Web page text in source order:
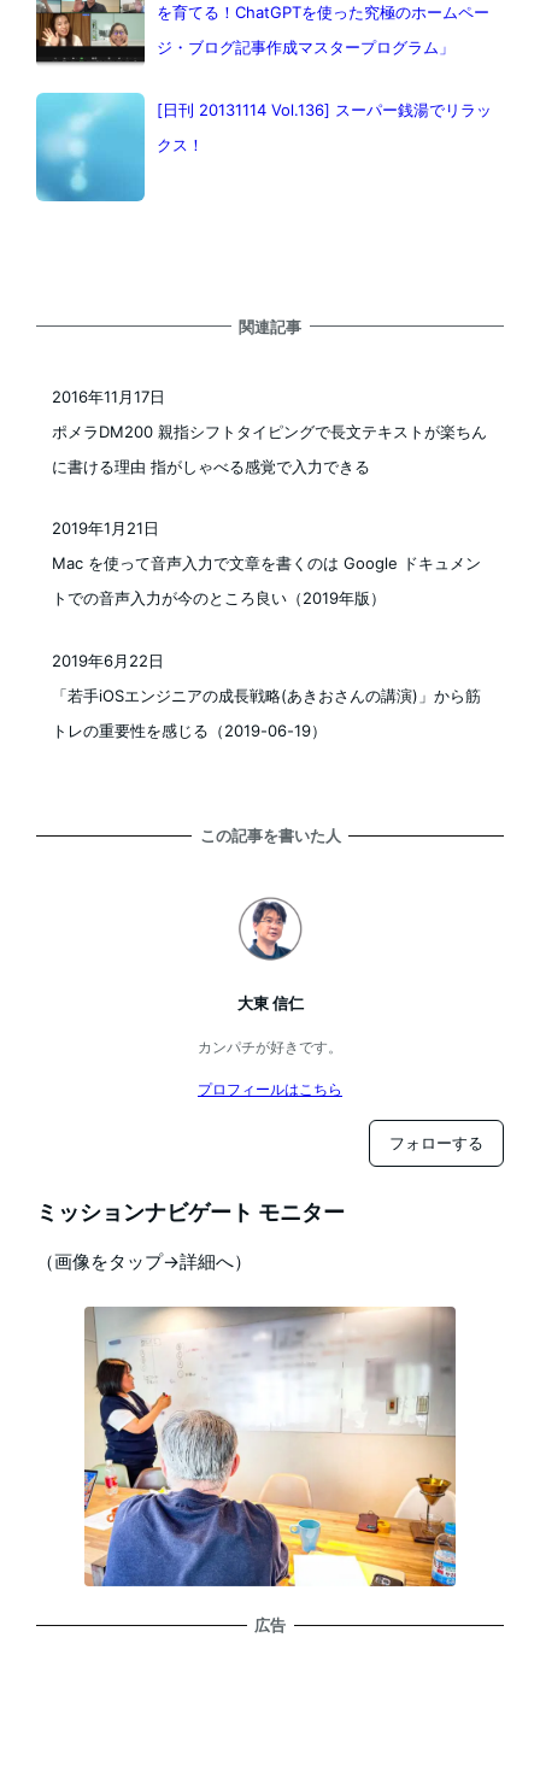
を育てる！ChatGPTを使った究極のホームペー
ジ・ブログ記事作成マスタープログラム」
[日刊 20131114 Vol.136] スーパー銭湯でリラッ
クス！
関連記事
ポメラDM200 親指シフトタイピングで長文テキストが楽ちん
に書ける理由 指がしゃべる感覚で入力できる
投稿日
2016年11月17日
Mac を使って音声入力で文章を書くのは Google ドキュメン
トでの音声入力が今のところ良い（2019年版）
2019年1月21日
「若手iOSエンジニアの成長戦略(あきおさんの講演)」から筋
トレの重要性を感じる（2019-06-19）
2019年6月22日
この記事を書いた人
大東 信仁
カンパチが好きです。
プロフィールはこちら
フォローする
ミッションナビゲート モニター
（画像をタップ→詳細へ）
広告